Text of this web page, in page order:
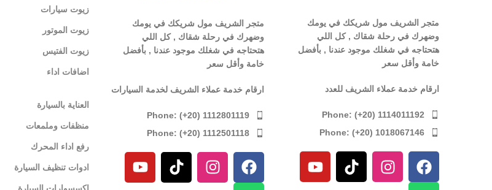
متجر الشريف مول شريكك في يومك
وضهرك في رحلة شقاك , كل اللي
هتحتاجه في شغلك موجود عندنا , بأفضل
خامة وأقل سعر
ارقام خدمة عملاء الشريف للعدد
Phone: (+20) 1114011192
Phone: (+20) 1018067146
متجر الشريف مول شريكك في يومك
وضهرك في رحلة شقاك , كل اللي
هتحتاجه في شغلك موجود عندنا , بأفضل
خامة وأقل سعر
ارقام خدمة عملاء الشريف لخدمة السيارات
Phone: (+20) 1112801119
Phone: (+20) 1112501118
زيوت سيارات
زيوت الموتور
زيوت الفتيس
اضافات اداء
العناية بالسيارة
منظفات وملمعات
رفع اداء المحرك
ادوات تنظيف السيارة